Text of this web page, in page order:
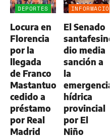
DEPORTES
Locura en
Florencia
por la
llegada
de Franco
Mastantuono,
cedido a
préstamo
por Real
Madrid
INFORMACIÓN
El Senado
santafesino
dio media
sanción a
la
emergencia
hídrica
provincial
por El
Niño